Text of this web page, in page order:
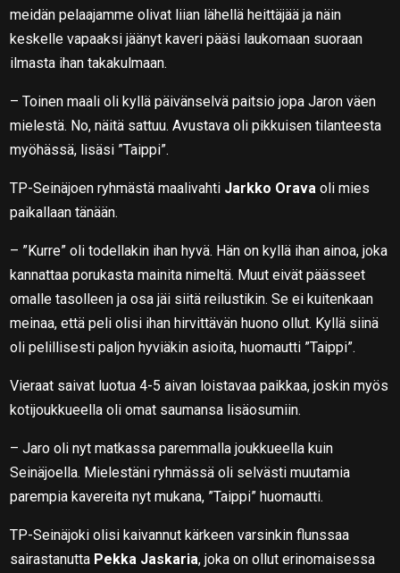
meidän pelaajamme olivat liian lähellä heittäjää ja näin
keskelle vapaaksi jäänyt kaveri pääsi laukomaan suoraan
ilmasta ihan takakulmaan.
– Toinen maali oli kyllä päivänselvä paitsio jopa Jaron väen
mielestä. No, näitä sattuu. Avustava oli pikkuisen tilanteesta
myöhässä, lisäsi ”Taippi”.
TP-Seinäjoen ryhmästä maalivahti Jarkko Orava oli mies
paikallaan tänään.
– ”Kurre” oli todellakin ihan hyvä. Hän on kyllä ihan ainoa, joka
kannattaa porukasta mainita nimeltä. Muut eivät päässeet
omalle tasolleen ja osa jäi siitä reilustikin. Se ei kuitenkaan
meinaa, että peli olisi ihan hirvittävän huono ollut. Kyllä siinä
oli pelillisesti paljon hyviäkin asioita, huomautti ”Taippi”.
Vieraat saivat luotua 4-5 aivan loistavaa paikkaa, joskin myös
kotijoukkueella oli omat saumansa lisäosumiin.
– Jaro oli nyt matkassa paremmalla joukkueella kuin
Seinäjoella. Mielestäni ryhmässä oli selvästi muutamia
parempia kavereita nyt mukana, ”Taippi” huomautti.
TP-Seinäjoki olisi kaivannut kärkeen varsinkin flunssaa
sairastanutta Pekka Jaskaria, joka on ollut erinomaisessa